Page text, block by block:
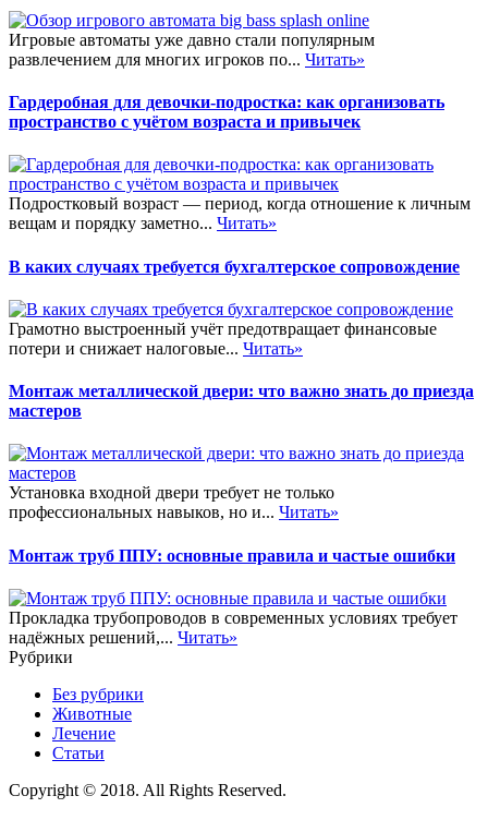
Игровые автоматы уже давно стали популярным
развлечением для многих игроков по... Читать»
Гардеробная для девочки-подростка: как организовать
пространство с учётом возраста и привычек
Подростковый возраст — период, когда отношение к личным
вещам и порядку заметно... Читать»
В каких случаях требуется бухгалтерское сопровождение
Грамотно выстроенный учёт предотвращает финансовые
потери и снижает налоговые... Читать»
Монтаж металлической двери: что важно знать до приезда
мастеров
Установка входной двери требует не только
профессиональных навыков, но и... Читать»
Монтаж труб ППУ: основные правила и частые ошибки
Прокладка трубопроводов в современных условиях требует
надёжных решений,... Читать»
Рубрики
Без рубрики
Животные
Лечение
Статьи
Copyright © 2018. All Rights Reserved.